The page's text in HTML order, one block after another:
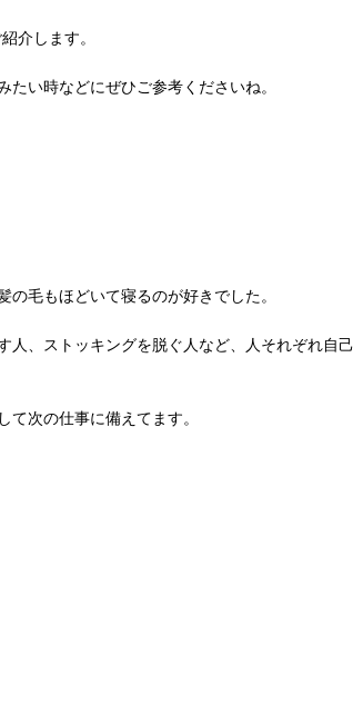
介します。
い時などにぜひご参考くださいね。
毛もほどいて寝るのが好きでした。
人、ストッキングを脱ぐ人など、人それぞれ自己
次の仕事に備えてます。